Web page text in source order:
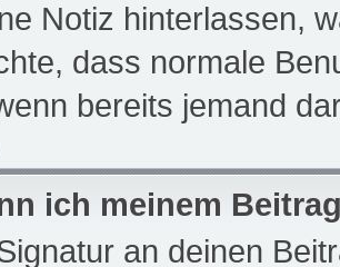
Notiz hinterlassen,
dass normale
bereits jemand
ich meinem
an deinen